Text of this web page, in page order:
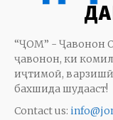
“ҶОМ” - Ҷавонон
ҷавонон, ки
иҷтимоӣ, варзишӣ
бахшида шудааст!
Contact us: